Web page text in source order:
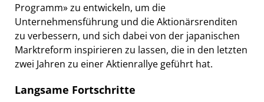
Programm» zu entwickeln, um die
Unternehmensführung und die Aktionärsrenditen
zu verbessern, und sich dabei von der japanischen
Marktreform inspirieren zu lassen, die in den letzten
zwei Jahren zu einer Aktienrallye geführt hat.
Langsame Fortschritte